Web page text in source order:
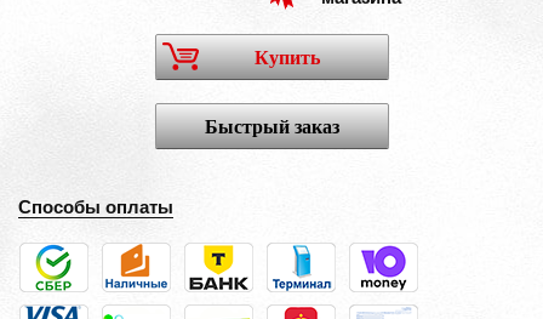
Купить
Быстрый заказ
Способы оплаты